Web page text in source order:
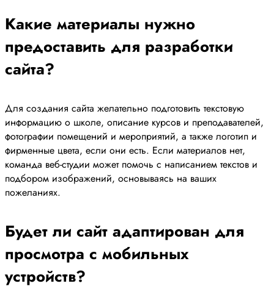
Какие материалы нужно
предоставить для разработки
сайта?
Для создания сайта желательно подготовить текстовую
информацию о школе, описание курсов и преподавателей,
фотографии помещений и мероприятий, а также логотип и
фирменные цвета, если они есть. Если материалов нет,
команда веб-студии может помочь с написанием текстов и
подбором изображений, основываясь на ваших
пожеланиях.
Будет ли сайт адаптирован для
просмотра с мобильных
устройств?